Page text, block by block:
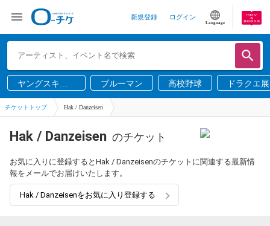
新規登録 ログイン
Language
ヤングスキニ
ー
ブルーマン 高校野球 ドラクエ展
チケットトップ Hak / Danzeisen
Hak / Danzeisen のチケット
お気に入りに登録するとHak / Danzeisenのチケットに関連する最新情
報をメールでお届けいたします。
Hak / Danzeisenをお気に入り登録する